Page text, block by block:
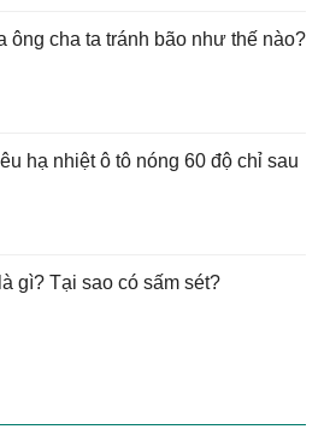
ông cha ta tránh bão như thế nào?
hạ nhiệt ô tô nóng 60 độ chỉ sau
gì? Tại sao có sấm sét?